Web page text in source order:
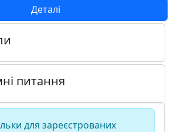
Деталі
питання
для зареєстрованих